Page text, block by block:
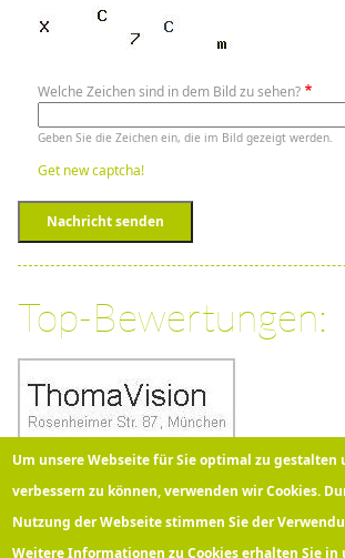
Welche Zeichen sind in dem Bild zu sehen?
Geben Sie die Zeichen ein, die im Bild gezeigt werden.
Get new captcha!
Nachricht senden
Top-Bewertungen:
Um unsere Webseite für Sie optimal zu
verbessern zu können, verwenden wir Cookies.
Nutzung der Webseite stimmen Sie der
Weitere Informationen zu Cookies erhalten Sie in